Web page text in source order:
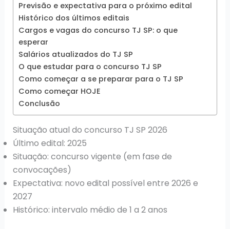
Previsão e expectativa para o próximo edital
Histórico dos últimos editais
Cargos e vagas do concurso TJ SP: o que
esperar
Salários atualizados do TJ SP
O que estudar para o concurso TJ SP
Como começar a se preparar para o TJ SP
Como começar HOJE
Conclusão
Situação atual do concurso TJ SP 2026
Último edital: 2025
Situação: concurso vigente (em fase de
convocações)
Expectativa: novo edital possível entre 2026 e
2027
Histórico: intervalo médio de 1 a 2 anos